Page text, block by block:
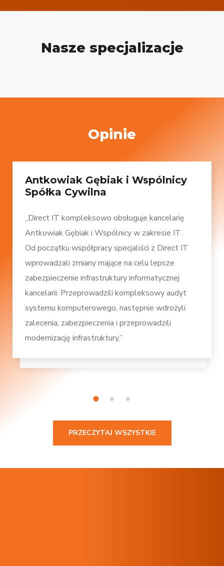
Nasze specjalizacje
Opinie
Antkowiak Gębiak i Wspólnicy
Spółka Cywilna
„Direct IT kompleksowo obsługuje kancelarię
Antkowiak Gębiak i Wspólnicy w zakresie IT.
Od początku współpracy specjaliści z Direct IT
wprowadzali zmiany mające na celu lepsze
zabezpieczenie infrastruktury informatycznej
kancelarii. Przeprowadzili kompleksowy audyt
systemu komputerowego, następnie wdrożyli
zalecenia, zabezpieczenia i przeprowadzili
modernizację infrastruktury.”
1 2 3
PRZECZYTAJ WSZYSTKIE